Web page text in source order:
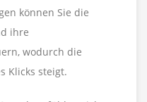
können Sie die
ihre
wodurch die
Klicks steigt.